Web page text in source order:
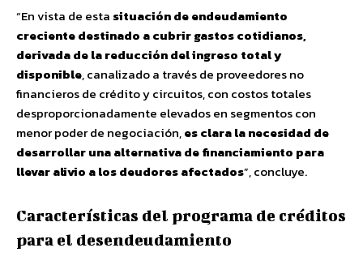
“En vista de esta situación de endeudamiento
creciente destinado a cubrir gastos cotidianos,
derivada de la reducción del ingreso total y
disponible, canalizado a través de proveedores no
financieros de crédito y circuitos, con costos totales
desproporcionadamente elevados en segmentos con
menor poder de negociación,es clara la necesidad de
desarrollar una alternativa de financiamiento para
llevar alivio a los deudores afectados”, concluye.
Características del programa de créditos
para el desendeudamiento